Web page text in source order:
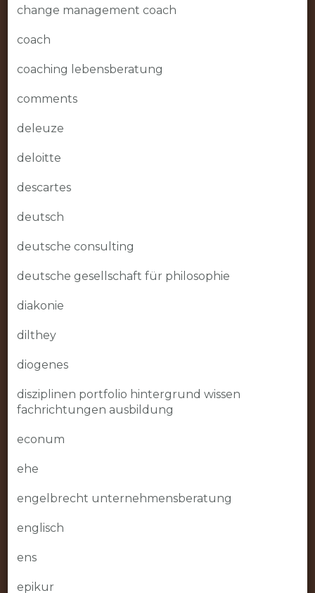
change management coach
coach
coaching lebensberatung
comments
deleuze
deloitte
descartes
deutsch
deutsche consulting
deutsche gesellschaft für philosophie
diakonie
dilthey
diogenes
disziplinen portfolio hintergrund wissen
fachrichtungen ausbildung
econum
ehe
engelbrecht unternehmensberatung
englisch
ens
epikur